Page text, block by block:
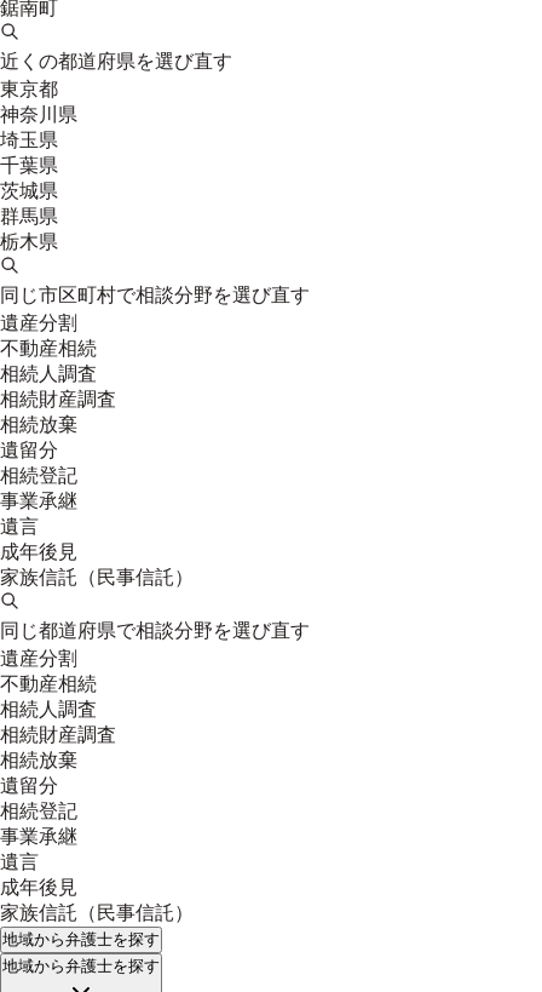
鋸南町
近くの都道府県を選び直す
東京都
神奈川県
埼玉県
千葉県
茨城県
群馬県
栃木県
同じ市区町村で相談分野を選び直す
遺産分割
不動産相続
相続人調査
相続財産調査
相続放棄
遺留分
相続登記
事業承継
遺言
成年後見
家族信託（民事信託）
同じ都道府県で相談分野を選び直す
遺産分割
不動産相続
相続人調査
相続財産調査
相続放棄
遺留分
相続登記
事業承継
遺言
成年後見
家族信託（民事信託）
地域から弁護士を探す
地域から弁護士を探す